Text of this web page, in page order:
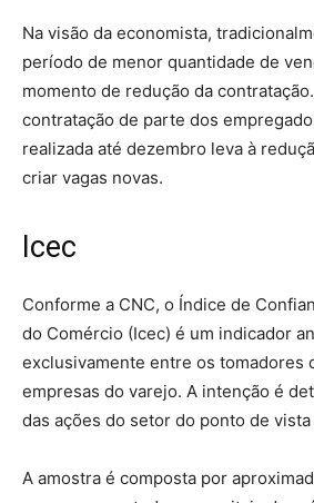
Na visão da economista,
período de menor quantidade de
momento de redução da
contratação de parte dos
realizada até dezembro leva à
criar vagas novas.
Icec
Conforme a CNC, o Índice de
do Comércio (Icec) é um indicador
exclusivamente entre os tomadores
empresas do varejo. A intenção é
das ações do setor do ponto de
A amostra é composta por